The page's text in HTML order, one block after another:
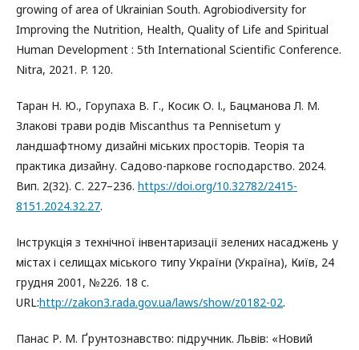
growing of area of Ukrainian South. Agrobiodiversity for
Improving the Nutrition, Health, Quality of Life and Spiritual
Human Development : 5th International Scientific Conference.
Nitra, 2021. P. 120.
Таран Н. Ю., Горупаха В. Г., Косик О. І., Бацманова Л. М.
Злакові трави родів Miscanthus та Pennisetum у
ландшафтному дизайні міських просторів. Теорія та
практика дизайну. Садово-паркове господарство. 2024.
Вип. 2(32). C. 227–236. https://doi.org/10.32782/2415-
8151.2024.32.27.
Інструкція з технічної інвентаризації зелених насаджень у
містах і селищах міського типу України (Україна), Київ, 24
грудня 2001, №226. 18 c.
URL:http://zakon3.rada.gov.ua/laws/show/z0182-02.
Панас Р. М. Ґрунтознавство: підручник. Львів: «Новий